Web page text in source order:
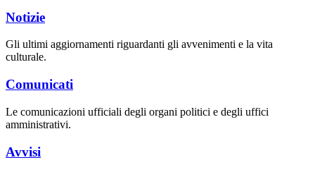
Notizie
Gli ultimi aggiornamenti riguardanti gli avvenimenti e la vita
culturale.
Comunicati
Le comunicazioni ufficiali degli organi politici e degli uffici
amministrativi.
Avvisi